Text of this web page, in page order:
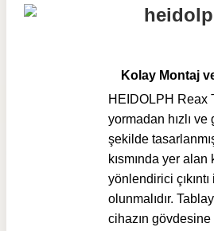
Kolay Montaj
HEIDOLPH Reax
yormadan hızlı
şekilde
kısmında yer
yönlendirici
olunmalıdır.
cihazın gövdesine